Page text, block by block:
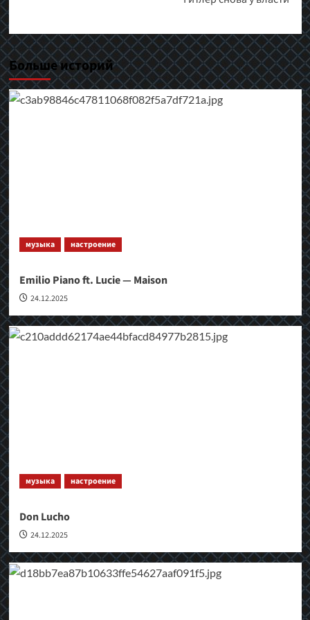
Больше историй
музыка настроение
Emilio Piano ft. Lucie — Maison
24.12.2025
музыка настроение
Don Lucho
24.12.2025